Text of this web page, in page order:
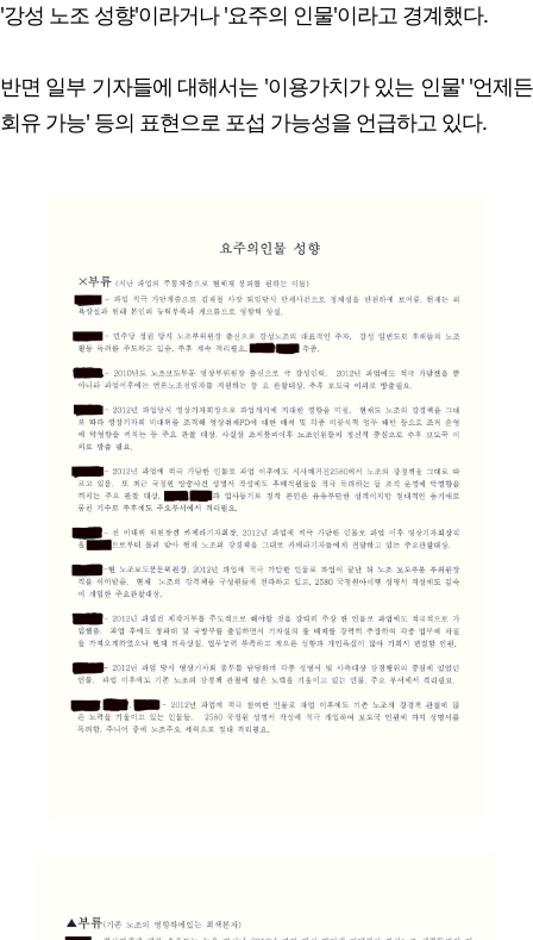
'강성 노조 성향'이라거나 '요주의 인물'이라고 경계했다.
반면 일부 기자들에 대해서는 '이용가치가 있는 인물' '언제든
회유 가능' 등의 표현으로 포섭 가능성을 언급하고 있다.